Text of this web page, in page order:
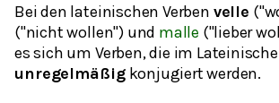
Bei den lateinischen Verben velle
("nicht wollen") und malle ("lieber
es sich um Verben, die im
unregelmäßigkonjugiert werden.